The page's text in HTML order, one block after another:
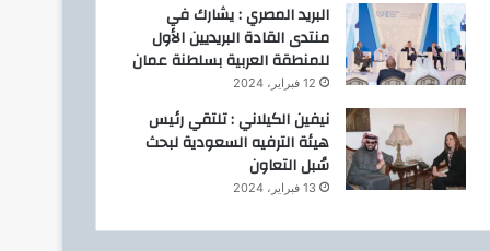
البريد المصري : يشارك في
منتدى القادة البريديين الأول
للمنطقة العربية بسلطنة عمان
12 فبراير، 2024
نيفين الكيلاني : تلتقي رئيس
هيئة الترفيه السعودية لبحث
سُبل التعاون
13 فبراير، 2024